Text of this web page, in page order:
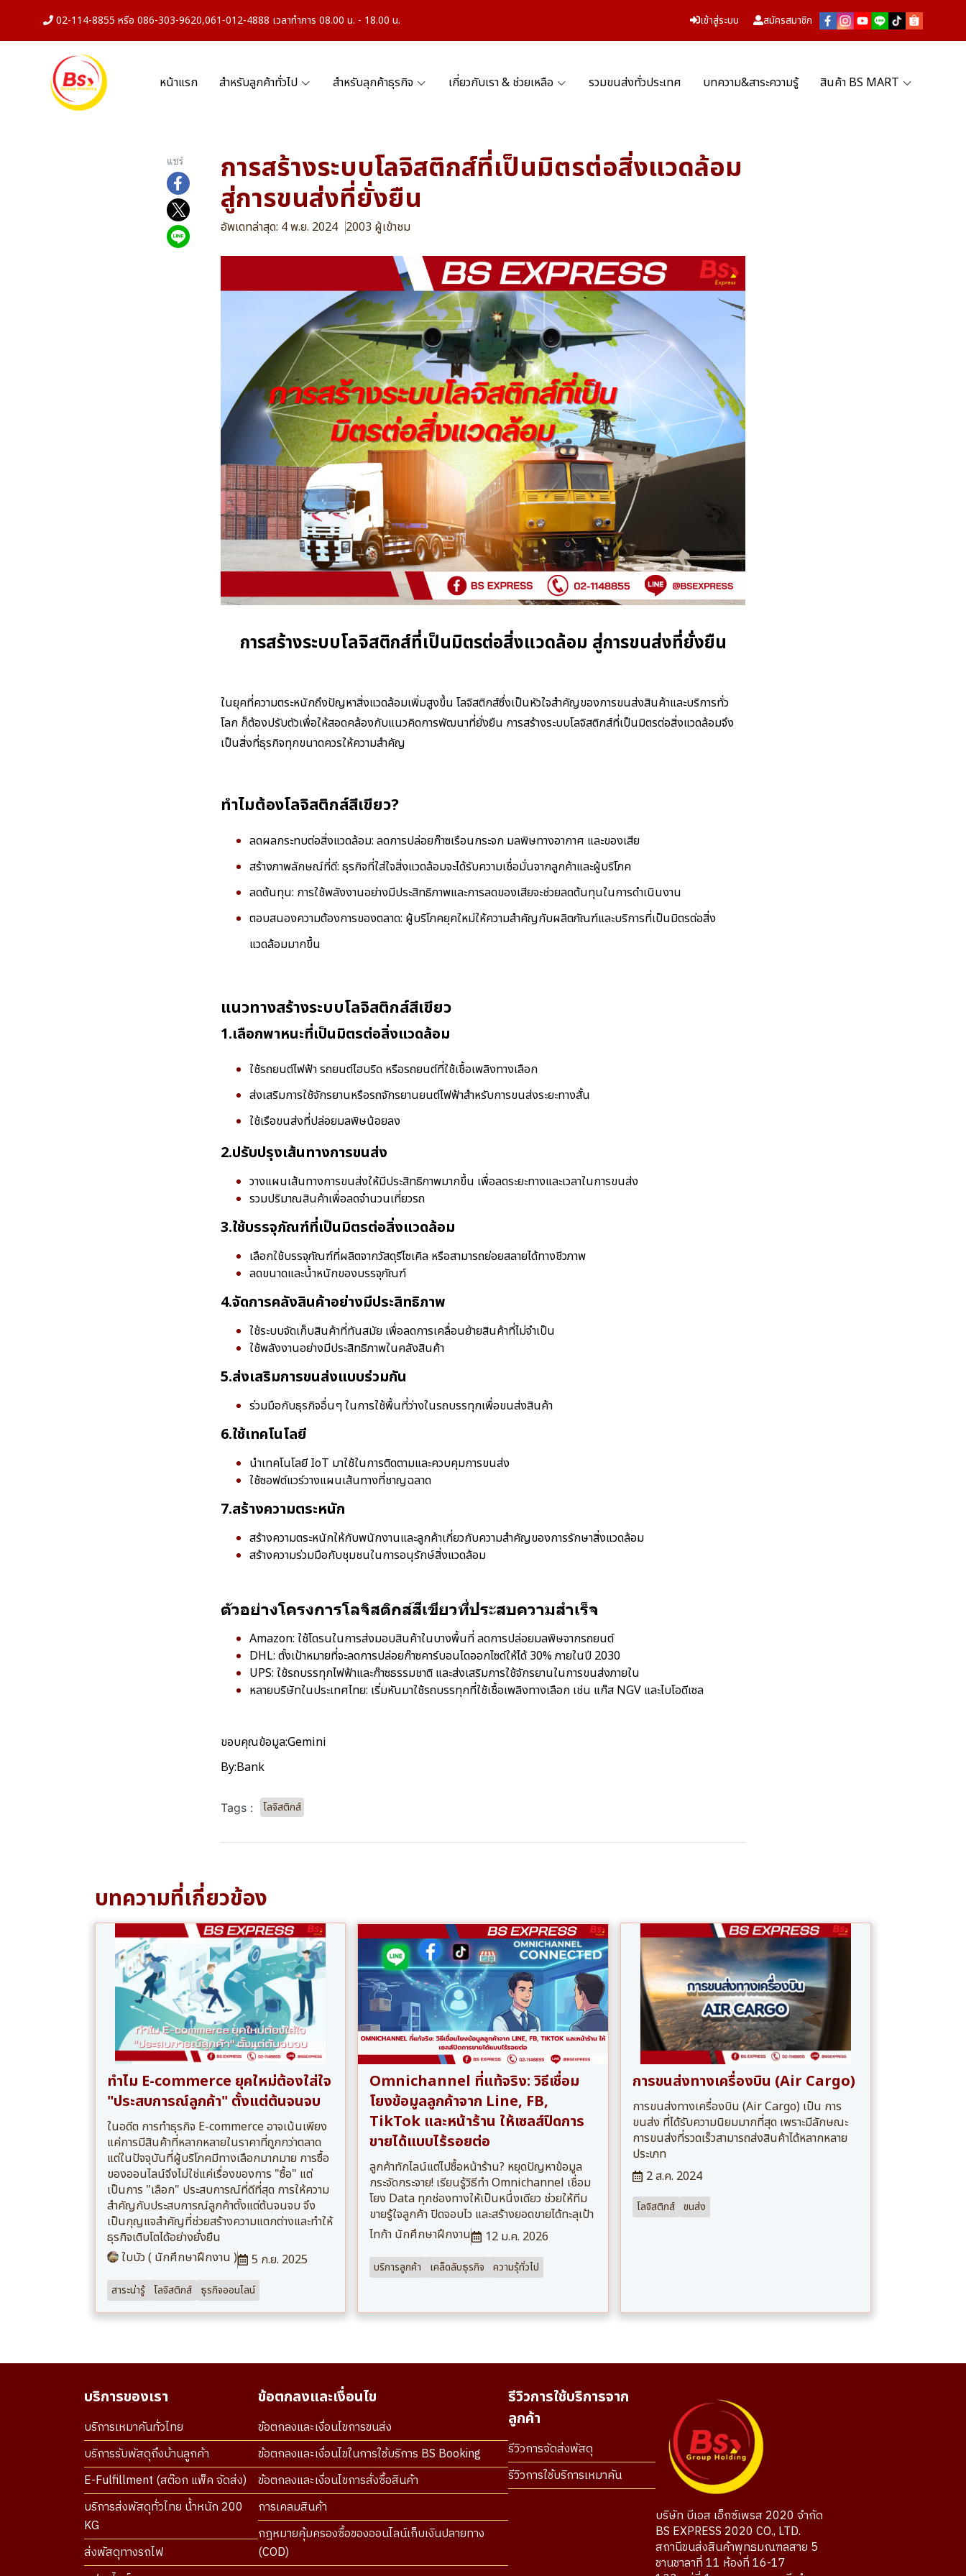
02-114-8855 หรือ 086-303-9620,061-012-4888 เวลาทำการ 08.00 น. - 18.00 น. เข้าสู่ระบบ สมัครสมาชิก
หน้าแรก สำหรับลูกค้าทั่วไป สำหรับลุกค้าธุรกิจ เกี่ยวกับเรา & ช่วยเหลือ รวมขนส่งทั่วประเทศ บทความ&สาระความรู้ สินค้า BS MART
แชร์ การสร้างระบบโลจิสติกส์ที่เป็นมิตรต่อสิ่งแวดล้อม
สู่การขนส่งที่ยั่งยืน
อัพเดทล่าสุด: 4 พ.ย. 2024 2003 ผู้เข้าชม
การสร้างระบบโลจิสติกส์ที่เป็นมิตรต่อสิ่งแวดล้อม สู่การขนส่งที่ยั่งยืน
ในยุคที่ความตระหนักถึงปัญหาสิ่งแวดล้อมเพิ่มสูงขึ้น โลจิสติกส์ซึ่งเป็นหัวใจสำคัญของการขนส่งสินค้าและบริการทั่ว
โลก ก็ต้องปรับตัวเพื่อให้สอดคล้องกับแนวคิดการพัฒนาที่ยั่งยืน การสร้างระบบโลจิสติกส์ที่เป็นมิตรต่อสิ่งแวดล้อมจึง
เป็นสิ่งที่ธุรกิจทุกขนาดควรให้ความสำคัญ
ทำไมต้องโลจิสติกส์สีเขียว?
ลดผลกระทบต่อสิ่งแวดล้อม: ลดการปล่อยก๊าซเรือนกระจก มลพิษทางอากาศ และของเสีย
สร้างภาพลักษณ์ที่ดี: ธุรกิจที่ใส่ใจสิ่งแวดล้อมจะได้รับความเชื่อมั่นจากลูกค้าและผู้บริโภค
ลดต้นทุน: การใช้พลังงานอย่างมีประสิทธิภาพและการลดของเสียจะช่วยลดต้นทุนในการดำเนินงาน
ตอบสนองความต้องการของตลาด: ผู้บริโภคยุคใหม่ให้ความสำคัญกับผลิตภัณฑ์และบริการที่เป็นมิตรต่อสิ่ง
แวดล้อมมากขึ้น
แนวทางสร้างระบบโลจิสติกส์สีเขียว
1.เลือกพาหนะที่เป็นมิตรต่อสิ่งแวดล้อม
ใช้รถยนต์ไฟฟ้า รถยนต์ไฮบริด หรือรถยนต์ที่ใช้เชื้อเพลิงทางเลือก
ส่งเสริมการใช้จักรยานหรือรถจักรยานยนต์ไฟฟ้าสำหรับการขนส่งระยะทางสั้น
ใช้เรือขนส่งที่ปล่อยมลพิษน้อยลง
2.ปรับปรุงเส้นทางการขนส่ง
วางแผนเส้นทางการขนส่งให้มีประสิทธิภาพมากขึ้น เพื่อลดระยะทางและเวลาในการขนส่ง
รวมปริมาณสินค้าเพื่อลดจำนวนเที่ยวรถ
3.ใช้บรรจุภัณฑ์ที่เป็นมิตรต่อสิ่งแวดล้อม
เลือกใช้บรรจุภัณฑ์ที่ผลิตจากวัสดุรีไซเคิล หรือสามารถย่อยสลายได้ทางชีวภาพ
ลดขนาดและน้ำหนักของบรรจุภัณฑ์
4.จัดการคลังสินค้าอย่างมีประสิทธิภาพ
ใช้ระบบจัดเก็บสินค้าที่ทันสมัย เพื่อลดการเคลื่อนย้ายสินค้าที่ไม่จำเป็น
ใช้พลังงานอย่างมีประสิทธิภาพในคลังสินค้า
5.ส่งเสริมการขนส่งแบบร่วมกัน
ร่วมมือกับธุรกิจอื่นๆ ในการใช้พื้นที่ว่างในรถบรรทุกเพื่อขนส่งสินค้า
6.ใช้เทคโนโลยี
นำเทคโนโลยี IoT มาใช้ในการติดตามและควบคุมการขนส่ง
ใช้ซอฟต์แวร์วางแผนเส้นทางที่ชาญฉลาด
7.สร้างความตระหนัก
สร้างความตระหนักให้กับพนักงานและลูกค้าเกี่ยวกับความสำคัญของการรักษาสิ่งแวดล้อม
สร้างความร่วมมือกับชุมชนในการอนุรักษ์สิ่งแวดล้อม
ตัวอย่างโครงการโลจิสติกส์สีเขียวที่ประสบความสำเร็จ
Amazon: ใช้โดรนในการส่งมอบสินค้าในบางพื้นที่ ลดการปล่อยมลพิษจากรถยนต์
DHL: ตั้งเป้าหมายที่จะลดการปล่อยก๊าซคาร์บอนไดออกไซด์ให้ได้ 30% ภายในปี 2030
UPS: ใช้รถบรรทุกไฟฟ้าและก๊าซธรรมชาติ และส่งเสริมการใช้จักรยานในการขนส่งภายใน
หลายบริษัทในประเทศไทย: เริ่มหันมาใช้รถบรรทุกที่ใช้เชื้อเพลิงทางเลือก เช่น แก๊ส NGV และไบโอดีเซล
ขอบคุณข้อมูล:Gemini
By:Bank
Tags : โลจิสติกส์
บทความที่เกี่ยวข้อง
ทำไม E-commerce ยุคใหม่ต้องใส่ใจ
"ประสบการณ์ลูกค้า" ตั้งแต่ต้นจนจบ
ในอดีต การทำธุรกิจ E-commerce อาจเน้นเพียง
แค่การมีสินค้าที่หลากหลายในราคาที่ถูกกว่าตลาด
แต่ในปัจจุบันที่ผู้บริโภคมีทางเลือกมากมาย การซื้อ
ของออนไลน์จึงไม่ใช่แค่เรื่องของการ "ซื้อ" แต่
เป็นการ "เลือก" ประสบการณ์ที่ดีที่สุด การให้ความ
สำคัญกับประสบการณ์ลูกค้าตั้งแต่ต้นจนจบ จึง
เป็นกุญแจสำคัญที่ช่วยสร้างความแตกต่างและทำให้
ธุรกิจเติบโตได้อย่างยั่งยืน
ใบบัว ( นักศึกษาฝึกงาน )
5 ก.ย. 2025
สาระน่ารู้ โลจิสติกส์ ธุรกิจออนไลน์
Omnichannel ที่แท้จริง: วิธีเชื่อม
โยงข้อมูลลูกค้าจาก Line, FB,
TikTok และหน้าร้าน ให้เซลส์ปิดการ
ขายได้แบบไร้รอยต่อ
ลูกค้าทักไลน์แต่ไปซื้อหน้าร้าน? หยุดปัญหาข้อมูล
กระจัดกระจาย! เรียนรู้วิธีทำ Omnichannel เชื่อม
โยง Data ทุกช่องทางให้เป็นหนึ่งเดียว ช่วยให้ทีม
ขายรู้ใจลูกค้า ปิดจอบไว และสร้างยอดขายได้ทะลุเป้า
ไทก้า นักศึกษาฝึกงาน
12 ม.ค. 2026
บริการลูกค้า เคล็ดลับธุรกิจ ความรุ้ทั่วไป
การขนส่งทางเครื่องบิน (Air Cargo)
การขนส่งทางเครื่องบิน (Air Cargo) เป็น การ
ขนส่ง ที่ได้รับความนิยมมากที่สุด เพราะมีลักษณะ
การขนส่งที่รวดเร็วสามารถส่งสินค้าได้หลากหลาย
ประเภท
2 ส.ค. 2024
โลจิสติกส์ ขนส่ง
บริการของเรา
บริการเหมาคันทั่วไทย
บริการรับพัสดุถึงบ้านลูกค้า
E-Fulfillment (สต๊อก แพ็ค จัดส่ง)
บริการส่งพัสดุทั่วไทย น้ำหนัก 200
KG
ส่งพัสดุทางรถไฟ
ข้อตกลงและเงื่อนไข
ข้อตกลงและเงื่อนไขการขนส่ง
ข้อตกลงและเงื่อนไขในการใช้บริการ BS Booking
ข้อตกลงและเงื่อนไขการสั่งซื้อสินค้า
การเคลมสินค้า
กฎหมายคุ้มครองซื้อของออนไลน์เก็บเงินปลายทาง
(COD)
รีวิวการใช้บริการจาก
ลูกค้า
รีวิวการจัดส่งพัสดุ
รีวิวการใช้บริการเหมาคัน
บริษัท บีเอส เอ็กซ์เพรส 2020 จำกัด
BS EXPRESS 2020 CO., LTD.
สถานีขนส่งสินค้าพุทธมณฑลสาย 5
ชานชาลาที่ 11 ห้องที่ 16-17